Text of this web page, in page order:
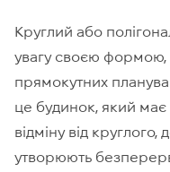
Круглий або
увагу своєю формою,
прямокутних
це будинок, який
відміну від круглого,
утворюють